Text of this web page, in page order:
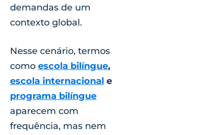
demandas de um
contexto global.
Nesse cenário, termos
como escola bilíngue,
escola internacional e
programa bilíngue
aparecem com
frequência, mas nem